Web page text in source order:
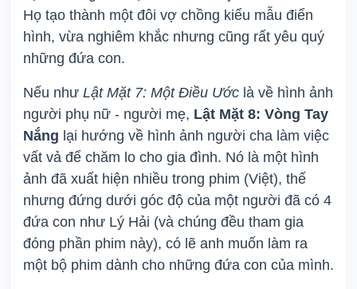
Họ tạo thành một đôi vợ chồng kiểu mẫu điển
hình, vừa nghiêm khắc nhưng cũng rất yêu quý
những đứa con.
Nếu như Lật Mặt 7: Một Điều Ước là về hình ảnh
người phụ nữ - người mẹ, Lật Mặt 8: Vòng Tay
Nắng lại hướng về hình ảnh người cha làm việc
vất vả để chăm lo cho gia đình. Nó là một hình
ảnh đã xuất hiện nhiều trong phim (Việt), thế
nhưng đứng dưới góc độ của một người đã có 4
đứa con như Lý Hải (và chúng đều tham gia
đóng phần phim này), có lẽ anh muốn làm ra
một bộ phim dành cho những đứa con của mình.